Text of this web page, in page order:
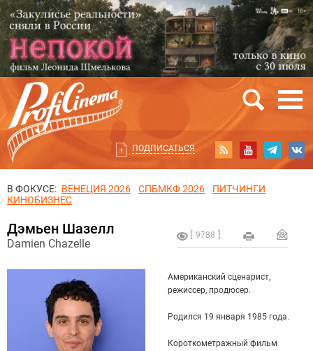
ПОДПИСАТЬСЯ
В ФОКУСЕ: ВЕНЕЦИЯ 2026 СПБМКФ 2026
ПИТЧИНГИ
КИНОБИЗНЕС
9788
Дэмьен Шазелл
Damien Chazelle
Американский сценарист,
режиссер, продюсер.
Родился 19 января 1985 года.
Короткометражный фильм